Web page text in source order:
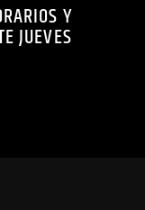
Y
JUEVES